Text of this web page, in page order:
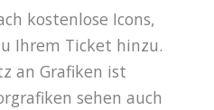
kostenlose Icons,
Ihrem Ticket hinzu.
an Grafiken ist
sehen auch